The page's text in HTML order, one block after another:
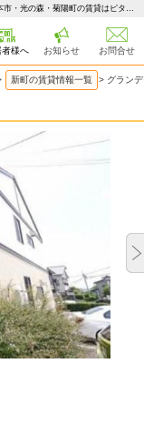
グランデージ・オヌキ Ｃ棟 C新町の1LDK賃貸アパート | 熊本県熊本市・光の森・菊陽町の賃貸はピタットハウス 熊本賃貸サポート
者様へ お知らせ お問合せ
新町の賃貸情報一覧 > グラン